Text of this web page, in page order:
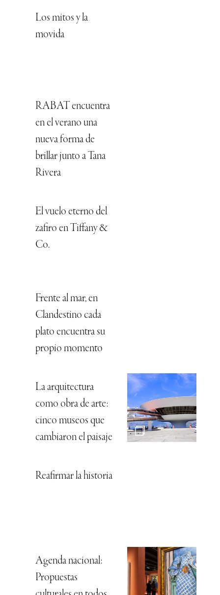
Los mitos y la
movida
RABAT encuentra
en el verano una
nueva forma de
brillar junto a Tana
Rivera
El vuelo eterno del
zafiro en Tiffany &
Co.
Frente al mar, en
Clandestino cada
plato encuentra su
propio momento
La arquitectura
como obra de arte:
cinco museos que
cambiaron el paisaje
Reafirmar la historia
Agenda nacional:
Propuestas